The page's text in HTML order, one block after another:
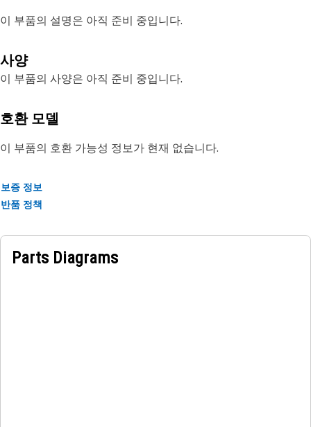
이 부품의 설명은 아직 준비 중입니다.
사양
이 부품의 사양은 아직 준비 중입니다.
호환 모델
이 부품의 호환 가능성 정보가 현재 없습니다.
보증 정보
반품 정책
Parts Diagrams